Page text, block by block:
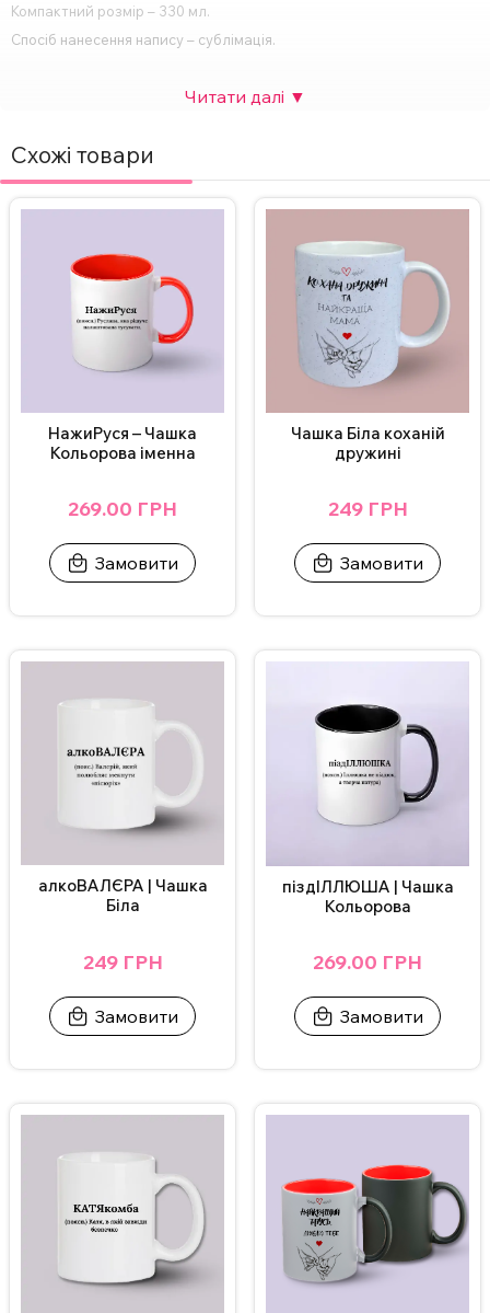
Компактний розмір – 330 мл.
Спосіб нанесення напису – сублімація.
Підходить для будь-яких напоїв – кави, чаю, гарячого шоколаду
Ідеальний подарунок для будь-якого свята або особливої події.
Для замовлення чашки з індивідуальним дизайном зв’яжіться з
нами в Інстаграмі, Телеграмі або залиште заявку на сайті.
Щоб не пошкодити принт, не рекомендується мити
чашку в посудомийній машині та нагрівати у мікрохвильовці.
Додаткові фото надсилаємо у Телеграм/Інстаграм.
Схожі товари
НажиРуся – Чашка
Кольорова іменна
269.00 ГРН
Замовити
Чашка Біла коханій
дружині
249 ГРН
Замовити
алкоВАЛЄРА | Чашка
Біла
249 ГРН
Замовити
піздІЛЛЮША | Чашка
Кольорова
269.00 ГРН
Замовити